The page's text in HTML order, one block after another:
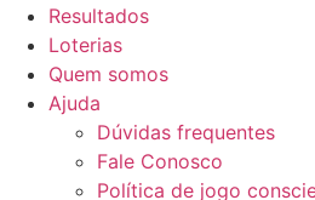
Resultados
Loterias
Quem somos
Ajuda
Dúvidas frequentes
Fale Conosco
Política de jogo